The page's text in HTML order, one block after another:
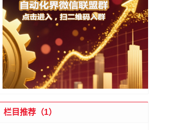
栏目推荐（1）